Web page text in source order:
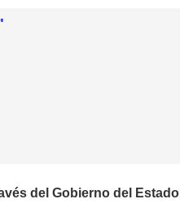
del Gobierno del Estado